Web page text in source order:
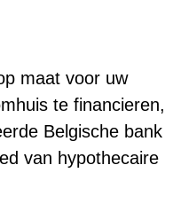
maat voor uw
te financieren,
Belgische bank
van hypothecaire